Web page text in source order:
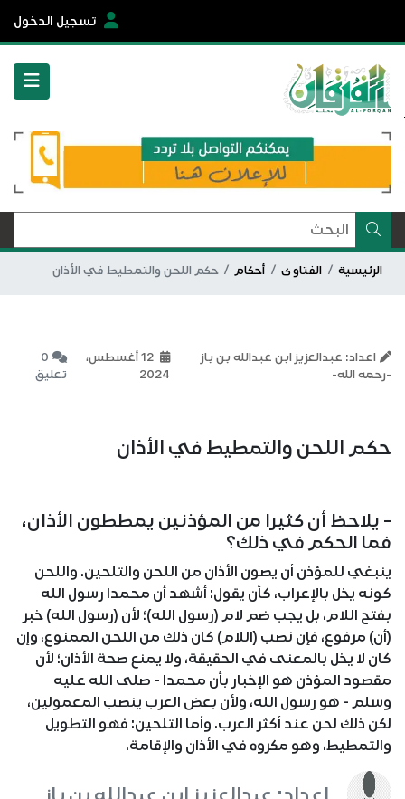
تسجيل الدخول
الرئيسية الفتاوى أحكام حكم اللحن والتمطيط في الأذان
اعداد: عبدالعزيز ابن عبدالله بن باز
-رحمه الله-
12 أغسطس،
2024
0
تعليق
حكم اللحن والتمطيط في الأذان
- يلاحظ أن كثيرا من المؤذنين يمططون الأذان،
فما الحكم في ذلك؟
ينبغي للمؤذن أن يصون الأذان من اللحن والتلحين. واللحن
كونه يخل بالإعراب، كأن يقول: أشهد أن محمدا رسول الله
بفتح اللام، بل يجب ضم لام (رسول الله)؛ لأن (رسول الله) خبر
(أن) مرفوع، فإن نصب (اللام) كان ذلك من اللحن الممنوع، وإن
كان لا يخل بالمعنى في الحقيقة، ولا يمنع صحة الأذان؛ لأن
مقصود المؤذن هو الإخبار بأن محمدا - صلى الله عليه
وسلم - هو رسول الله، ولأن بعض العرب ينصب المعمولين،
لكن ذلك لحن عند أكثر العرب. وأما التلحين: فهو التطويل
والتمطيط، وهو مكروه في الأذان والإقامة.